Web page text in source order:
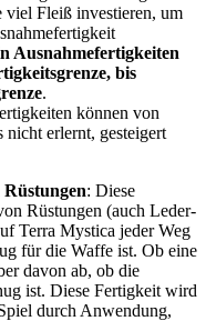
viel Fleiß investieren, um
Ausnahmefertigkeiten
bis
.
können von
nicht erlernt, gesteigert
: Diese
Rüstungen (auch Leder-
Terra Mystica jeder Weg
für die Waffe ist. Ob eine
davon ab, ob die
ist. Diese Fertigkeit wird
durch Anwendung,